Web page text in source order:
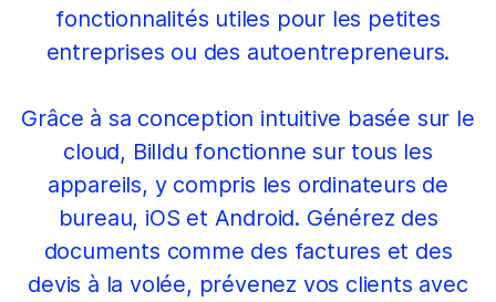
fonctionnalités utiles pour les petites
entreprises ou des autoentrepreneurs.
Grâce à sa conception intuitive basée sur le
cloud, Billdu fonctionne sur tous les
appareils, y compris les ordinateurs de
bureau, iOS et Android. Générez des
documents comme des factures et des
devis à la volée, prévenez vos clients avec